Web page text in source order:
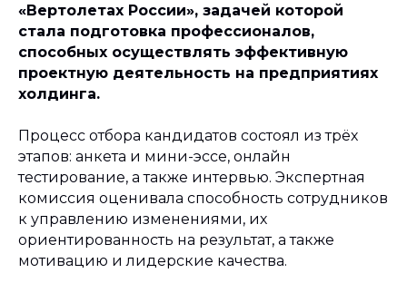
«Вертолетах России», задачей которой
стала подготовка профессионалов,
способных осуществлять эффективную
проектную деятельность на предприятиях
холдинга.
Процесс отбора кандидатов состоял из трёх
этапов: анкета и мини-эссе, онлайн
тестирование, а также интервью. Экспертная
комиссия оценивала способность сотрудников
к управлению изменениями, их
ориентированность на результат, а также
мотивацию и лидерские качества.